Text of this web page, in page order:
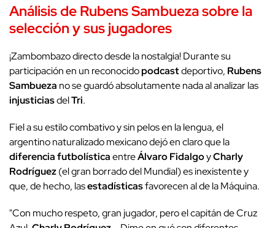
Análisis de Rubens Sambueza sobre la
selección y sus jugadores
¡Zambombazo directo desde la nostalgia! Durante su
participación en un reconocidopodcastdeportivo, Rubens
Sambueza no se guardó absolutamente nada al analizar las
injusticiasdelTri.
Fiel a su estilo combativo y sin pelos en la lengua, el
argentino naturalizado mexicano dejó en claro que la
diferencia futbolísticaentreÁlvaro FidalgoyCharly
Rodríguez(el gran borrado del Mundial) es inexistente y
que, de hecho, lasestadísticasfavorecen al de la Máquina.
"Con mucho respeto, gran jugador, pero el capitán de Cruz